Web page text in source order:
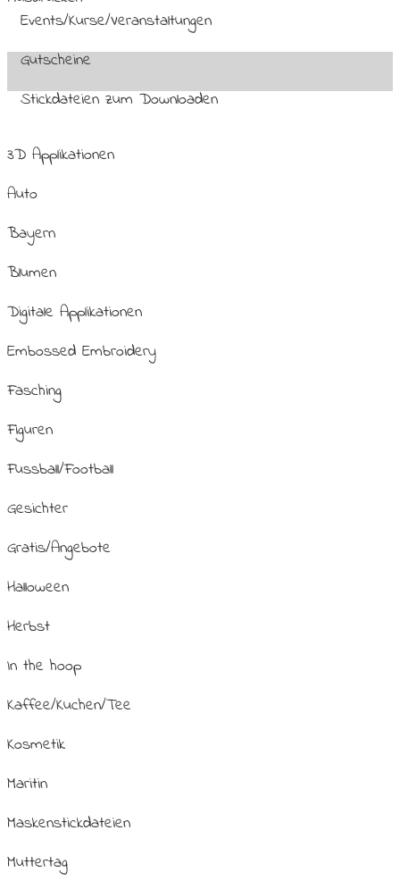
Events/Kurse/Veranstaltungen
Gutscheine
Stickdateien zum Downloaden
3D Applikationen
Auto
Bayern
Blumen
Digitale Applikationen
Embossed Embroidery
Fasching
Figuren
Fussball/Football
Gesichter
Gratis/Angebote
Halloween
Herbst
In the hoop
Kaffee/Kuchen/Tee
Kosmetik
Maritin
Maskenstickdateien
Muttertag